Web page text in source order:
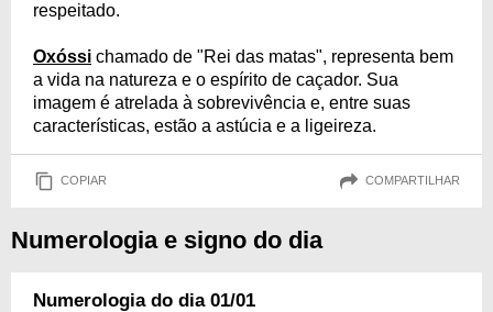
respeitado.
Oxóssi chamado de "Rei das matas", representa bem
a vida na natureza e o espírito de caçador. Sua
imagem é atrelada à sobrevivência e, entre suas
características, estão a astúcia e a ligeireza.
COPIAR COMPARTILHAR
Numerologia e signo do dia
Numerologia do dia 01/01